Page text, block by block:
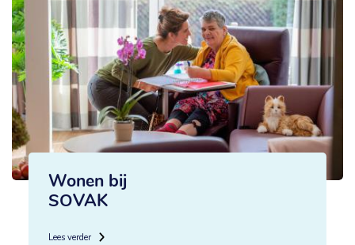
Wonen bij
SOVAK
Lees verder